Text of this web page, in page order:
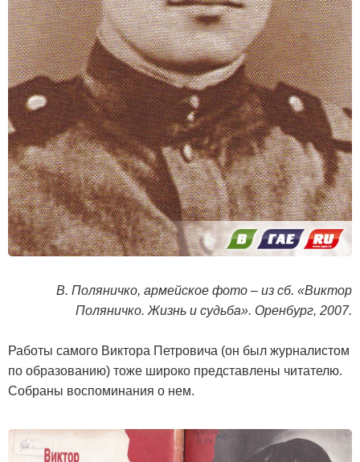
В. Поляничко, армейское фото – из сб. «Виктор
Поляничко. Жизнь и судьба». Оренбург, 2007.
Работы самого Виктора Петровича (он был журналистом
по образованию) тоже широко представлены читателю.
Собраны воспоминания о нем.